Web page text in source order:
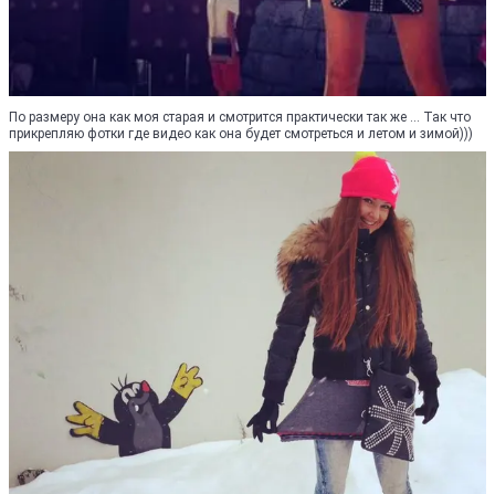
По размеру она как моя старая и смотрится практически так же ... Так что
прикрепляю фотки где видео как она будет смотреться и летом и зимой)))